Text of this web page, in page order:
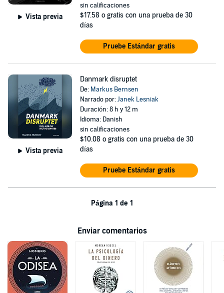
Vista previa
sin calificaciones
$17.58 o gratis con una prueba de 30
días
Pruebe Estándar gratis
Vista previa
Danmark disruptet
De: Markus Bernsen
Narrado por:Janek Lesniak
Duración: 8 h y 12 m
Idioma: Danish
sin calificaciones
$10.08 o gratis con una prueba de 30
días
Pruebe Estándar gratis
Página 1 de 1
Enviar comentarios